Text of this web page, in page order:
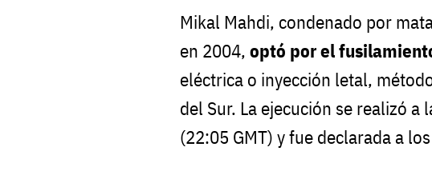
Mikal Mahdi, condenado por
en 2004, optó por el
eléctrica o inyección letal,
del Sur. La ejecución se realizó a
(22:05 GMT) y fue declarada a